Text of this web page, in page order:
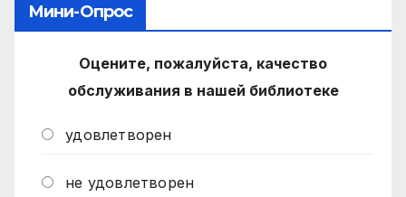
Мини-Опрос
Оцените, пожалуйста, качество
обслуживания в нашей библиотеке
удовлетворен
не удовлетворен